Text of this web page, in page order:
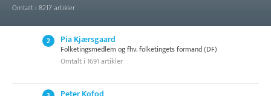
Omtalt i 8217 artikler
2 Pia Kjærsgaard
Folketingsmedlem og fhv. folketingets formand (DF)
Omtalt i 1691 artikler